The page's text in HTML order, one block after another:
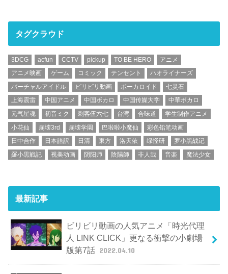
タグクラウド
3DCG acfun CCTV pickup TO BE HERO
アニメ
アニメ映画
ゲーム コミック テンセント
ハオライナーズ
バーチャルアイドル
ビリビリ動画 ボーカロイド
七灵石
上海震雷
中国アニメ 中国ボカロ 中国传媒大学
中華ボカロ
元气星魂
初音ミク 刺客伍六七 台湾 合味道
学生制作アニメ
小花仙
崩壊3rd 崩壊学園 巴啦啦小魔仙
彩色铅笔动画
日中合作
日本語訳 日清 東方 洛天依 绿怪研
罗小黑战记
羅小黒戦記
视美动画 阴阳师 陰陽師 非人哉 音楽 魔法少女
最新記事
ビリビリ動画の人気アニメ「時光代理
人 LINK CLICK」更なる衝撃の小劇場
版第7話 2022.04.10